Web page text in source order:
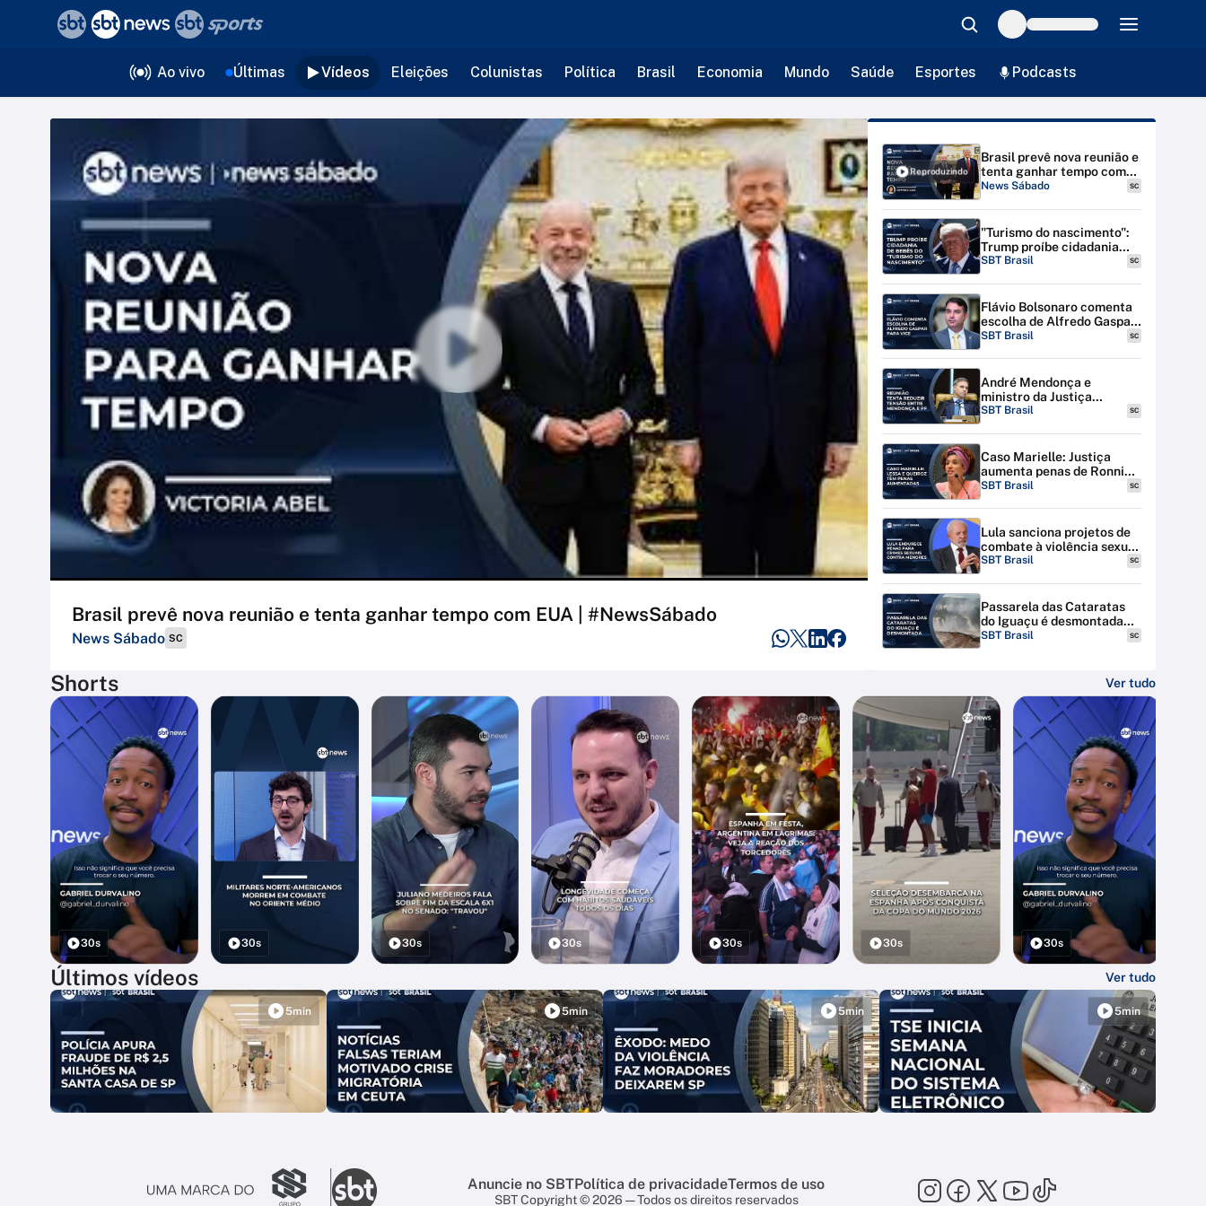
Ao vivo Últimas Vídeos Eleições Colunistas Política Brasil Economia Mundo Saúde Esportes Podcasts
Brasil prevê nova reunião e tenta ganhar tempo com EUA | #NewsSábado
News Sábado SC
Reproduzindo
Brasil prevê nova reunião e
tenta ganhar tempo com
EUA | #NewsSábado
News Sábado SC
"Turismo do nascimento":
Trump proíbe cidadania
para bebês de estrangeiras
SBT Brasil SC
Flávio Bolsonaro comenta
escolha de Alfredo Gaspar
para vice-presidente
SBT Brasil SC
André Mendonça e
ministro da Justiça
discutem tensão entre STF
SBT Brasil SC
Caso Marielle: Justiça
aumenta penas de Ronnie
Lessa e Élcio Queiroz
SBT Brasil SC
Lula sanciona projetos de
combate à violência sexual
contra menores na
SBT Brasil SC
Passarela das Cataratas
do Iguaçu é desmontada
por riscos de inundação
SBT Brasil SC
Shorts Ver tudo
30s 30s 30s 30s 30s 30s 30s
Últimos vídeos Ver tudo
5min 5min 5min 5min
Anuncie no SBTPolítica de privacidadeTermos de uso
SBT Copyright © 2026 — Todos os direitos reservados
voltar
Editorias